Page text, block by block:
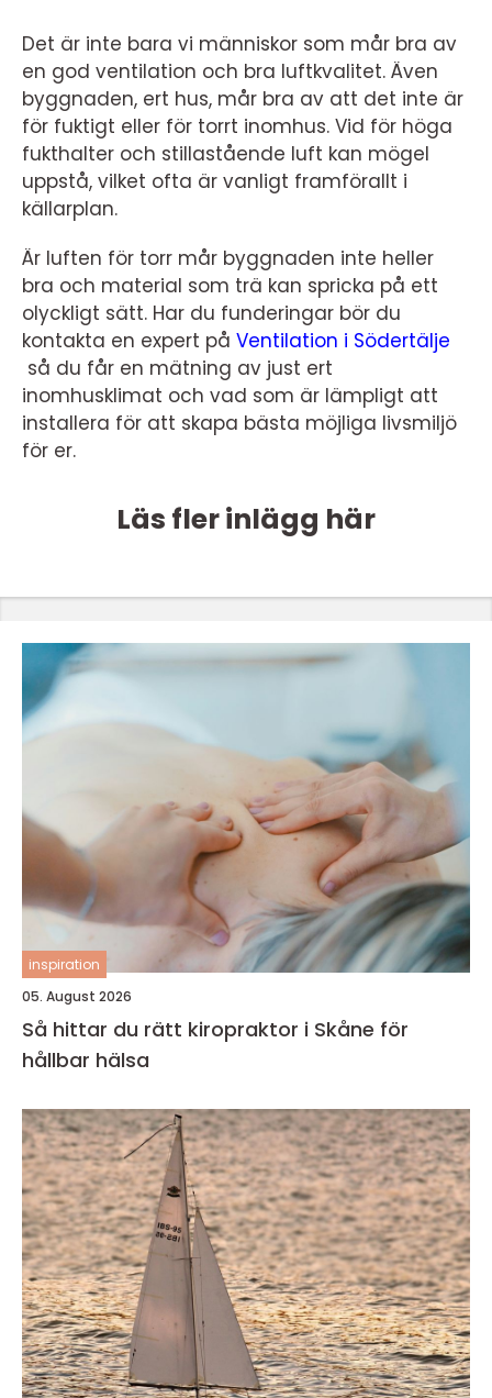
Det är inte bara vi människor som mår bra av
en god ventilation och bra luftkvalitet. Även
byggnaden, ert hus, mår bra av att det inte är
för fuktigt eller för torrt inomhus. Vid för höga
fukthalter och stillastående luft kan mögel
uppstå, vilket ofta är vanligt framförallt i
källarplan.
Är luften för torr mår byggnaden inte heller
bra och material som trä kan spricka på ett
olyckligt sätt. Har du funderingar bör du
kontakta en expert på Ventilation i Södertälje
så du får en mätning av just ert
inomhusklimat och vad som är lämpligt att
installera för att skapa bästa möjliga livsmiljö
för er.
Läs fler inlägg här
inspiration
05. August 2026
Så hittar du rätt kiropraktor i Skåne för
hållbar hälsa